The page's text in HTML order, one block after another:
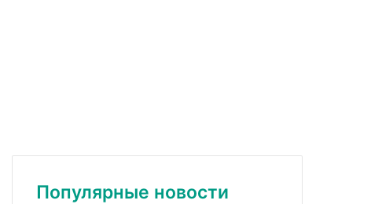
Популярные новости